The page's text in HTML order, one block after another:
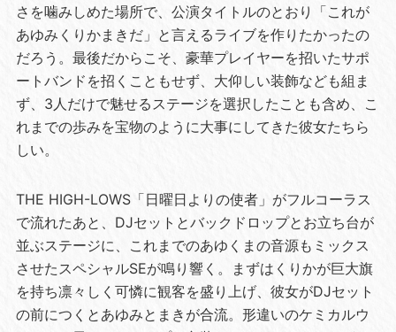
さを噛みしめた場所で、公演タイトルのとおり「これが
あゆみくりかまきだ」と言えるライブを作りたかったの
だろう。最後だからこそ、豪華プレイヤーを招いたサポ
ートバンドを招くこともせず、大仰しい装飾なども組ま
ず、3人だけで魅せるステージを選択したことも含め、こ
れまでの歩みを宝物のように大事にしてきた彼女たちら
しい。
THE HIGH-LOWS「日曜日よりの使者」がフルコーラス
で流れたあと、DJセットとバックドロップとお立ち台が
並ぶステージに、これまでのあゆくまの音源もミックス
させたスペシャルSEが鳴り響く。まずはくりかが巨大旗
を持ち凛々しく可憐に観客を盛り上げ、彼女がDJセット
の前につくとあゆみとまきが合流。形違いのケミカルウ